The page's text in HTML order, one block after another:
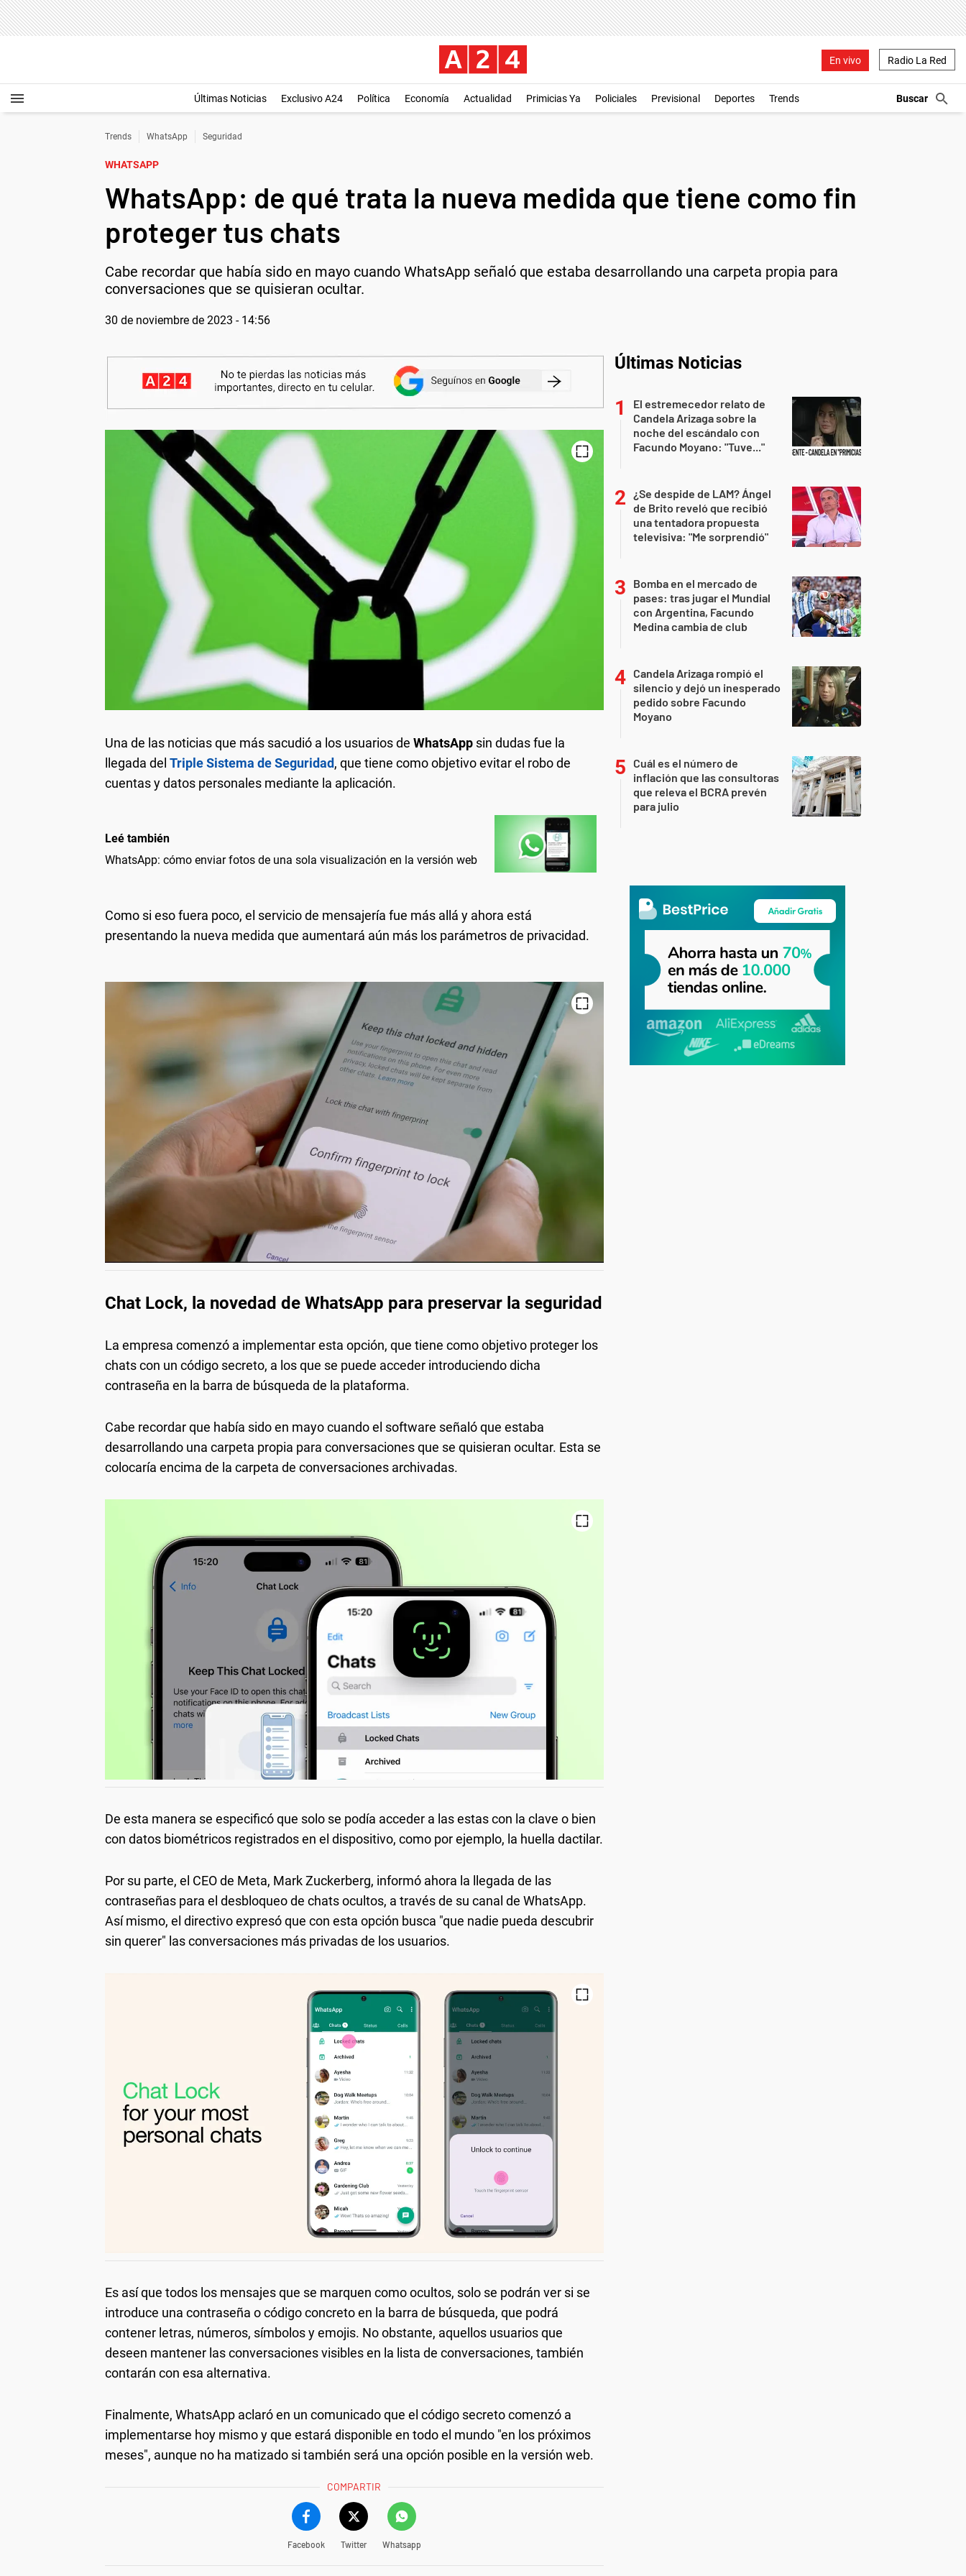
En vivo Radio La Red
Últimas Noticias Exclusivo A24 Política Economía Actualidad Primicias Ya Policiales Previsional Deportes Trends
Trends WhatsApp Seguridad
WHATSAPP
WhatsApp: de qué trata la nueva medida que tiene como fin
proteger tus chats
Cabe recordar que había sido en mayo cuando WhatsApp señaló que estaba desarrollando una carpeta propia para
conversaciones que se quisieran ocultar.
30 de noviembre de 2023 - 14:56
Una de las noticias que más sacudió a los usuarios de WhatsApp sin dudas fue la
llegada del Triple Sistema de Seguridad, que tiene como objetivo evitar el robo de
cuentas y datos personales mediante la aplicación.
Leé también
WhatsApp: cómo enviar fotos de una sola visualización en la versión web
Como si eso fuera poco, el servicio de mensajería fue más allá y ahora está
presentando la nueva medida que aumentará aún más los parámetros de privacidad.
Chat Lock, la novedad de WhatsApp para preservar la seguridad
La empresa comenzó a implementar esta opción, que tiene como objetivo proteger los
chats con un código secreto, a los que se puede acceder introduciendo dicha
contraseña en la barra de búsqueda de la plataforma.
Cabe recordar que había sido en mayo cuando el software señaló que estaba
desarrollando una carpeta propia para conversaciones que se quisieran ocultar. Esta se
colocaría encima de la carpeta de conversaciones archivadas.
De esta manera se especificó que solo se podía acceder a las estas con la clave o bien
con datos biométricos registrados en el dispositivo, como por ejemplo, la huella dactilar.
Por su parte, el CEO de Meta, Mark Zuckerberg, informó ahora la llegada de las
contraseñas para el desbloqueo de chats ocultos, a través de su canal de WhatsApp.
Así mismo, el directivo expresó que con esta opción busca "que nadie pueda descubrir
sin querer" las conversaciones más privadas de los usuarios.
Es así que todos los mensajes que se marquen como ocultos, solo se podrán ver si se
introduce una contraseña o código concreto en la barra de búsqueda, que podrá
contener letras, números, símbolos y emojis. No obstante, aquellos usuarios que
deseen mantener las conversaciones visibles en la lista de conversaciones, también
contarán con esa alternativa.
Finalmente, WhatsApp aclaró en un comunicado que el código secreto comenzó a
implementarse hoy mismo y que estará disponible en todo el mundo "en los próximos
meses", aunque no ha matizado si también será una opción posible en la versión web.
COMPARTIR
Facebook Twitter Whatsapp
Últimas Noticias
El estremecedor relato de
Candela Arizaga sobre la
noche del escándalo con
Facundo Moyano: "Tuve..."
¿Se despide de LAM? Ángel
de Brito reveló que recibió
una tentadora propuesta
televisiva: "Me sorprendió"
Bomba en el mercado de
pases: tras jugar el Mundial
con Argentina, Facundo
Medina cambia de club
Candela Arizaga rompió el
silencio y dejó un inesperado
pedido sobre Facundo
Moyano
Cuál es el número de
inflación que las consultoras
que releva el BCRA prevén
para julio